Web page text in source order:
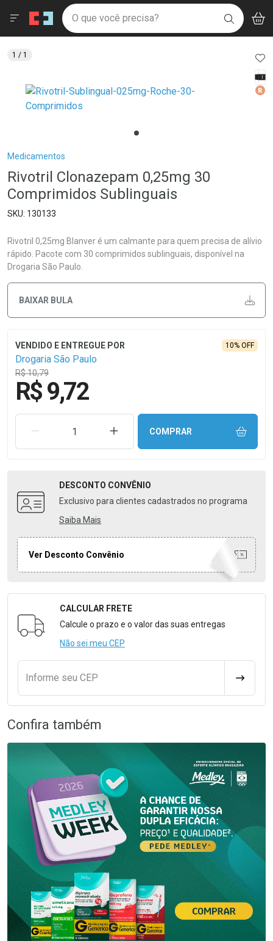
Drogaria São Paulo
Ir direto para a home
pela página
Ir direto para o conteúdo
Ir direto para a busca
Ir direto para a conta
Ir direto para a notificações
Ir direto para o carrinho
Ir direto para o menu
Faça a sua busca
O que você precisa? BUSCAR
Menu
Breadcrumb
Medicamentos
Rivotril Clonazepam 0,25mg 30
Comprimidos Sublinguais
130133
Rivotril 0,25mg Blanver é um calmante para quem precisa de alívio
rápido. Pacote com 30 comprimidos sublinguais, disponível na
Drogaria São Paulo.
BAIXAR BULA
Drogaria São Paulo
R$ 10,79
10% OFF
R$ 9,72
REMOVER UMA UNIDADEAUMENTAR UMA UNIDADE
COMPRAR
DESCONTO CONVÊNIO
Exclusivo para clientes cadastrados no programa
Saiba Mais
Ver Desconto Convênio
Formulário para Calcular o Frete
CALCULAR FRETE
Calcule o prazo e o valor das suas entregas
Não sei meu CEP
Informe seu CEP
1 / 1
Confira também